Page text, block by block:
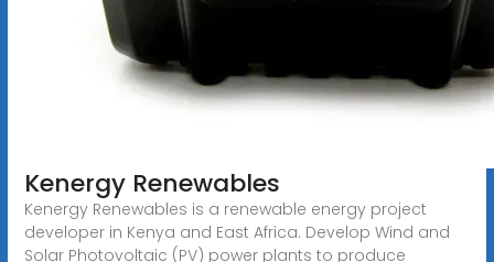
Kenergy Renewables
Kenergy Renewables is a renewable energy project
developer in Kenya and East Africa. Develop Wind and
Solar Photovoltaic (PV) power plants to produce